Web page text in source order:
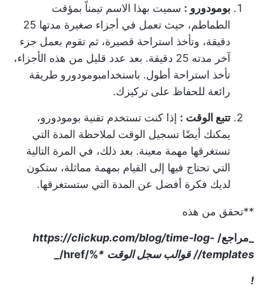
بومودورو : سميت بهذا الاسم تيمناً بمؤقت
الطماطم، حيث تعمل في أجزاء صغيرة مدتها 25
دقيقة، وتأخذ استراحة قصيرة، ثم تقوم بعمل جزء
آخر مدته 25 دقيقة. بعد عدد قليل من هذه الأجزاء،
تأخذ استراحة أطول. باستخدامبومودورو طريقة
رائعة للحفاظ على تركيزك.
تتبع الوقت : إذا كنت تستخدم تقنية بومودورو،
يمكنك أيضًا تسجيل الوقت لملاحظة المدة التي
تستغرقها مهمة معينة. بعد ذلك، في المرة التالية
التي تحتاج فيها إلى القيام بمهمة مماثلة، ستكون
لديك فكرة أفضل عن المدة التي ستستغرقها.
**تحقق من هذه
_مراجع/ https://clickup.com/blog/time-log-
templates//
قوالب سجل الوقت *
%/href/_
!